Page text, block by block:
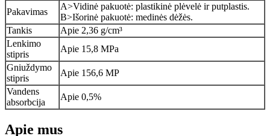
Pakavimas
A>Vidinė pakuotė: plastikinė plėvelė ir putplastis.
B>Išorinė pakuotė: medinės dėžės.
Tankis
Apie 2,36 g/cm³
Lenkimo
stipris
Apie 15,8 MPa
Gniuždymo
stipris
Apie 156,6 MP
Vandens
absorbcija
Apie 0,5%
Apie mus